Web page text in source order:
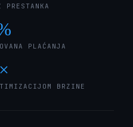
PRESTANKA
PLAĆANJA
BRZINE